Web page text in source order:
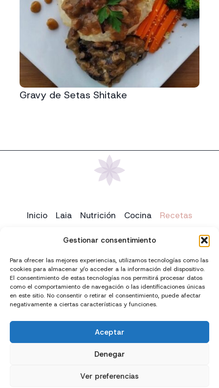
Gestionar consentimiento
Para ofrecer las mejores experiencias, utilizamos tecnologías como las
cookies para almacenar y/o acceder a la información del dispositivo.
El consentimiento de estas tecnologías nos permitirá procesar datos
como el comportamiento de navegación o las identificaciones únicas
en este sitio. No consentir o retirar el consentimiento, puede afectar
negativamente a ciertas características y funciones.
Aceptar
Denegar
Ver preferencias
Gravy de Setas Shitake
Inicio Laia Nutrición Cocina Recetas
Yoga Contacto
Política de privacidad
Política de cookies (UE)